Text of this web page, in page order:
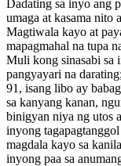
Dadating sa inyo ang
umaga at kasama nito
Magtiwala kayo at
mapagmahal na tupa
Muli kong sinasabi sa
pangyayari na
91, isang libo ay
sa kanyang kanan,
binigyan niya ng utos
inyong
magdala kayo sa
inyong paa sa